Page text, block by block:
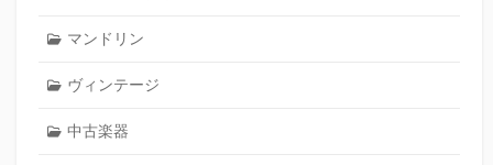
マンドリン
ヴィンテージ
中古楽器